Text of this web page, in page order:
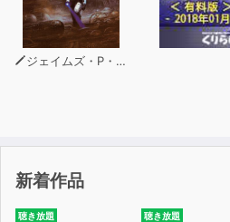
ジェイムズ・P・ホーガン
新着作品
聴き放題 聴き放題